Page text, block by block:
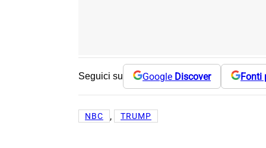
Seguici su Google Discover Fonti
NBC , TRUMP